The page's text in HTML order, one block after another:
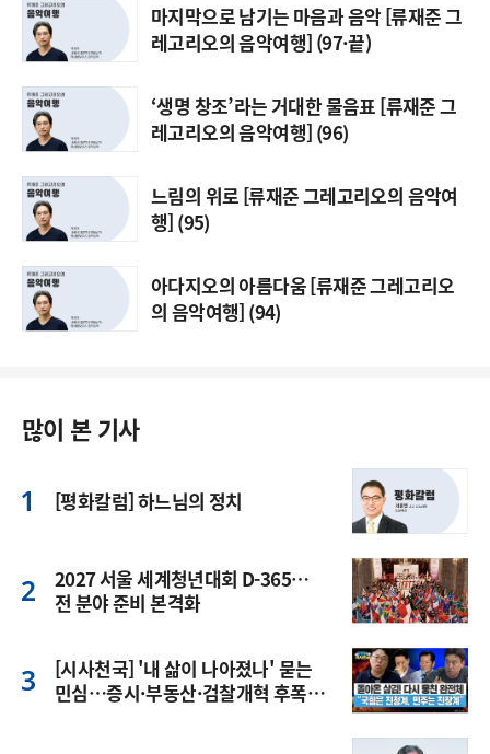
마지막으로 남기는 마음과 음악 [류재준 그
레고리오의 음악여행] (97·끝)
‘생명 창조’라는 거대한 물음표 [류재준 그
레고리오의 음악여행] (96)
느림의 위로 [류재준 그레고리오의 음악여
행] (95)
아다지오의 아름다움 [류재준 그레고리오
의 음악여행] (94)
많이 본 기사
[평화칼럼] 하느님의 정치
2027 서울 세계청년대회 D-365…
전 분야 준비 본격화
[시사천국] '내 삶이 나아졌나' 묻는
민심…증시·부동산·검찰개혁 후폭